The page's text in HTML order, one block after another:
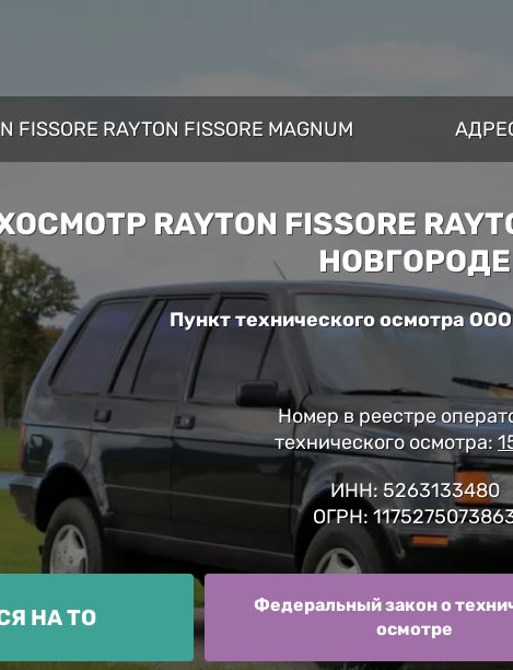
RAYTON FISSORE MAGNUM
RAYTON FISSORE
НОВГОРОДЕ
Пункт технического осмотра
Номер в реестре
технического осмотра:
ИНН: 5263133480
ОГРН:
НА ТО
Федеральный закон о
осмотре